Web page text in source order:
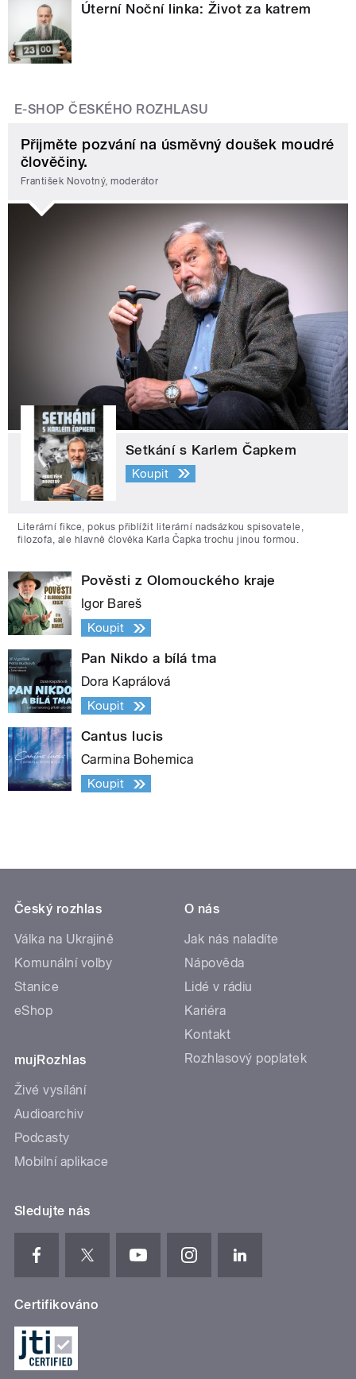
Úterní Noční linka: Život za katrem
E-SHOP ČESKÉHO ROZHLASU
Přijměte pozvání na úsměvný doušek moudré
člověčiny.
František Novotný, moderátor
Setkání s Karlem Čapkem
Koupit
Literární fikce, pokus přiblížit literární nadsázkou spisovatele,
filozofa, ale hlavně člověka Karla Čapka trochu jinou formou.
Pověsti z Olomouckého kraje
Igor Bareš
Koupit
Pan Nikdo a bílá tma
Dora Kaprálová
Koupit
Cantus lucis
Carmina Bohemica
Koupit
Český rozhlas
Válka na Ukrajině
Komunální volby
Stanice
eShop
mujRozhlas
Živé vysílání
Audioarchiv
Podcasty
Mobilní aplikace
O nás
Jak nás naladíte
Nápověda
Lidé v rádiu
Kariéra
Kontakt
Rozhlasový poplatek
Sledujte nás
Certifikováno